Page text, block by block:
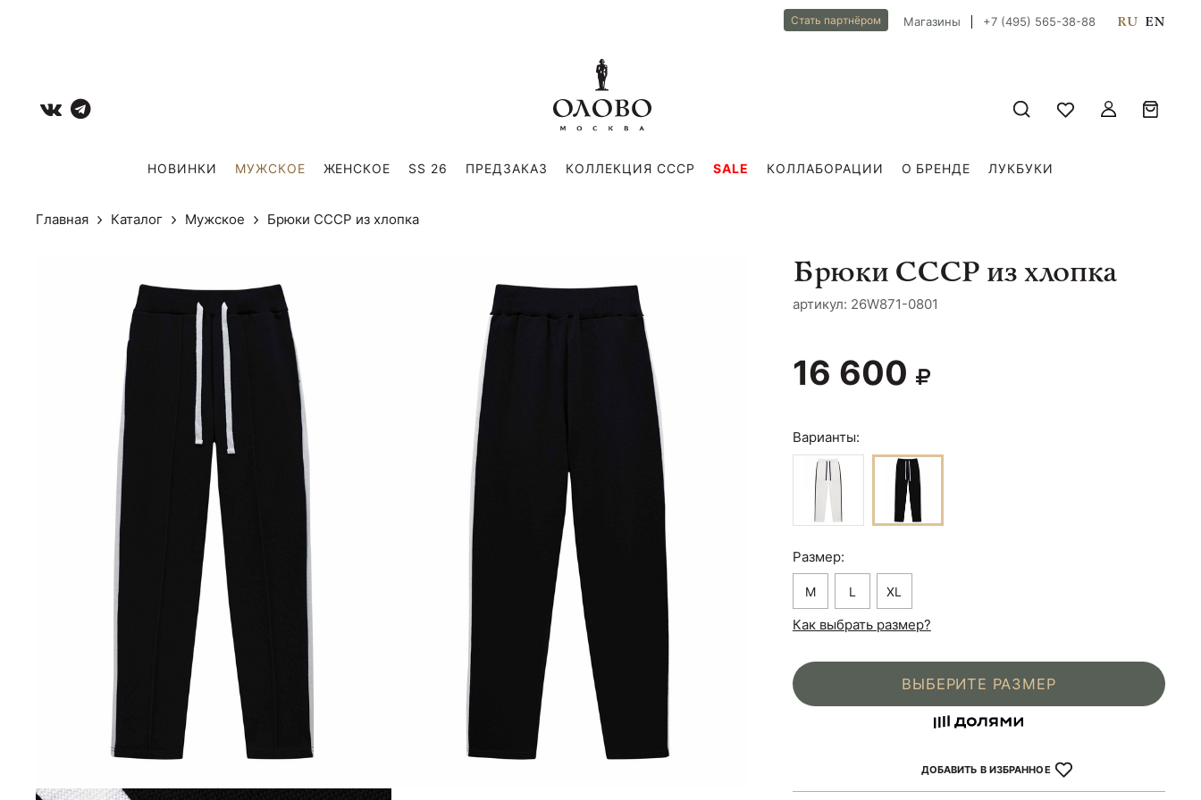
Стать партнёром Магазины +7 (495) 565-38-88 RU EN
НОВИНКИ МУЖCКОЕ ЖЕНСКОЕ SS 26 ПРЕДЗАКАЗ КОЛЛЕКЦИЯ СССР SALE КОЛЛАБОРАЦИИ О БРЕНДЕ ЛУКБУКИ
Главная Каталог Мужcкое Брюки СССР из хлопка
Брюки СССР из хлопка
aртикул: 26W871-0801
16 600
Варианты:
Размер:
M L XL
Как выбрать размер?
ВЫБЕРИТЕ РАЗМЕР
ДОБАВИТЬ В ИЗБРАННОЕ